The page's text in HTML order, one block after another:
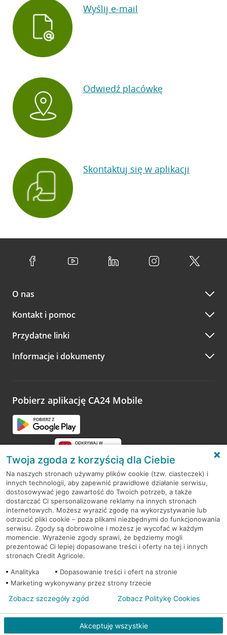
Wyślij e-mail
Odwiedź placówkę
Skontaktuj się w aplikacji
O nas
Kontakt i pomoc
Przydatne linki
Informacje i dokumenty
Pobierz aplikację CA24 Mobile
RODO
Regulamin serwisu
Mapa serwisu
PolitykaCookies
© 2026 Credit Agricole Bank Polska S.A. Wszelkie prawa zastrzeżone
Twoja zgoda z korzyścią dla Ciebie
Na naszych stronach używamy plików cookie (tzw. ciasteczek) i
innych technologii, aby zapewnić prawidłowe działanie serwisu,
dostosowywać jego zawartość do Twoich potrzeb, a także
dostarczać Ci spersonalizowane reklamy na innych stronach
internetowych. Możesz wyrazić zgodę na wykorzystywanie lub
odrzucić pliki cookie – poza plikami niezbędnymi do funkcjonowania
serwisu. Zgody są dobrowolne i możesz je wycofać w każdym
momencie. Wyrażenie zgody sprawi, że będziemy mogli
prezentować Ci lepiej dopasowane treści i oferty na tej i innych
stronach Credit Agricole.
Analityka
Dopasowanie treści i ofert na stronie
Marketing wykonywany przez strony trzecie
Akceptuję wszystkie
Zobacz szczegóły zgód Zobacz Politykę Cookies